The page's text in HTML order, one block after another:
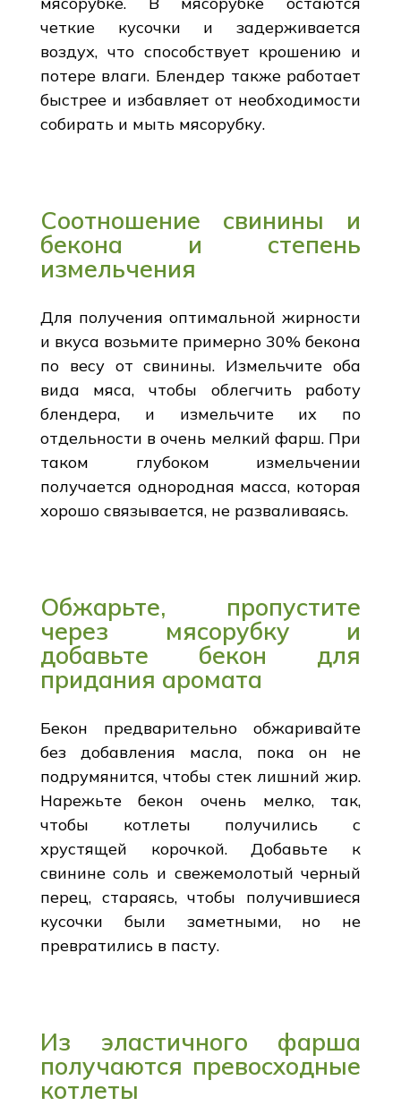
четкие кусочки и задерживается
воздух, что способствует крошению и
потере влаги. Блендер также работает
быстрее и избавляет от необходимости
собирать и мыть мясорубку.
Соотношение свинины и
бекона и степень
измельчения
Для получения оптимальной жирности
и вкуса возьмите примерно 30% бекона
по весу от свинины. Измельчите оба
вида мяса, чтобы облегчить работу
блендера, и измельчите их по
отдельности в очень мелкий фарш. При
таком глубоком измельчении
получается однородная масса, которая
хорошо связывается, не разваливаясь.
Обжарьте, пропустите
через мясорубку и
добавьте бекон для
придания аромата
Бекон предварительно обжаривайте
без добавления масла, пока он не
подрумянится, чтобы стек лишний жир.
Нарежьте бекон очень мелко, так,
чтобы котлеты получились с
хрустящей корочкой. Добавьте к
свинине соль и свежемолотый черный
перец, стараясь, чтобы получившиеся
кусочки были заметными, но не
превратились в пасту.
Из эластичного фарша
получаются превосходные
котлеты